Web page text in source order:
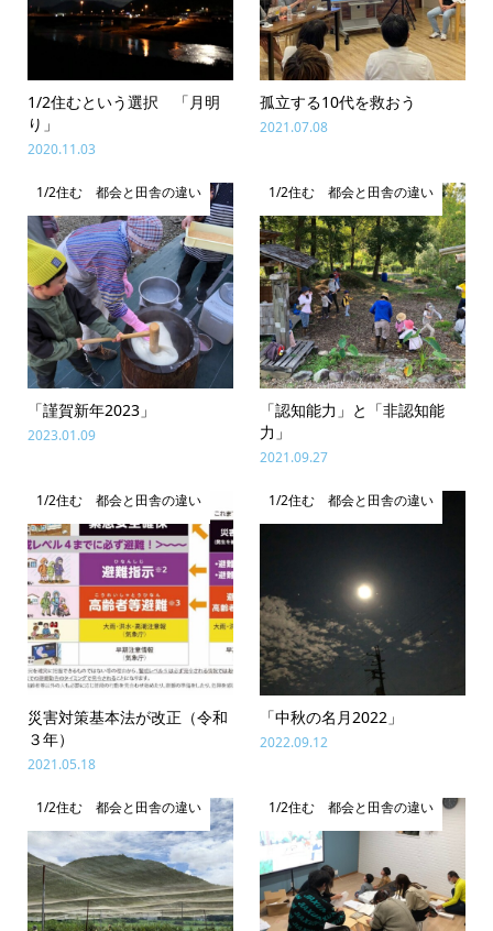
1/2住むという選択 「月明
り」
2020.11.03
孤立する10代を救おう
2021.07.08
1/2住む 都会と田舎の違い
「謹賀新年2023」
2023.01.09
1/2住む 都会と田舎の違い
「認知能力」と「非認知能
力」
2021.09.27
1/2住む 都会と田舎の違い
災害対策基本法が改正（令和
３年）
2021.05.18
1/2住む 都会と田舎の違い
「中秋の名月2022」
2022.09.12
1/2住む 都会と田舎の違い 1/2住む 都会と田舎の違い